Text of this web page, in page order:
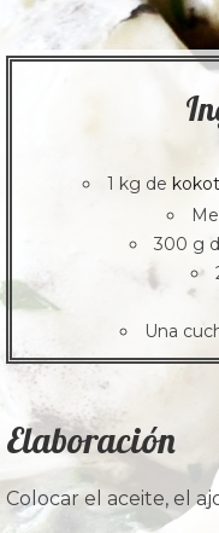
1 kg de
300 g
Una
Elaboración
Colocar el aceite, el